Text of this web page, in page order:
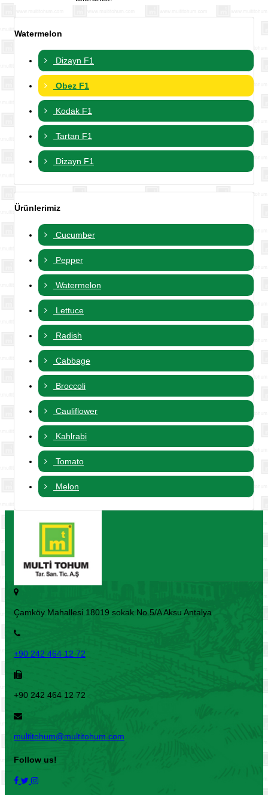
Watermelon
Dizayn F1
Obez F1
Kodak F1
Tartan F1
Dizayn F1
Ürünlerimiz
Cucumber
Pepper
Watermelon
Lettuce
Radish
Cabbage
Broccoli
Cauliflower
Kahlrabi
Tomato
Melon
Çamköy Mahallesi 18019 sokak No.5/A Aksu Antalya
+90 242 464 12 72
+90 242 464 12 72
multitohum@multitohum.com
Follow us!